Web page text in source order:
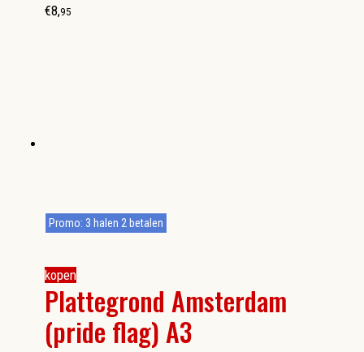
€8,95
kopen
Plattegrond Amsterdam
(pride flag) A3
Promo: 3 halen 2 betalen